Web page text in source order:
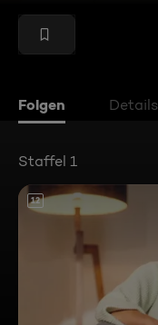
Folgen Details
Staffel 1
12